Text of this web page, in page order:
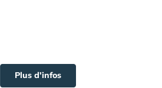
Plus d'infos